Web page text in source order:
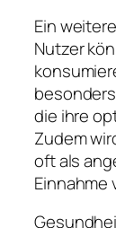
Ein
Nutzer
die ihre
Zudem
oft als
Einnahme